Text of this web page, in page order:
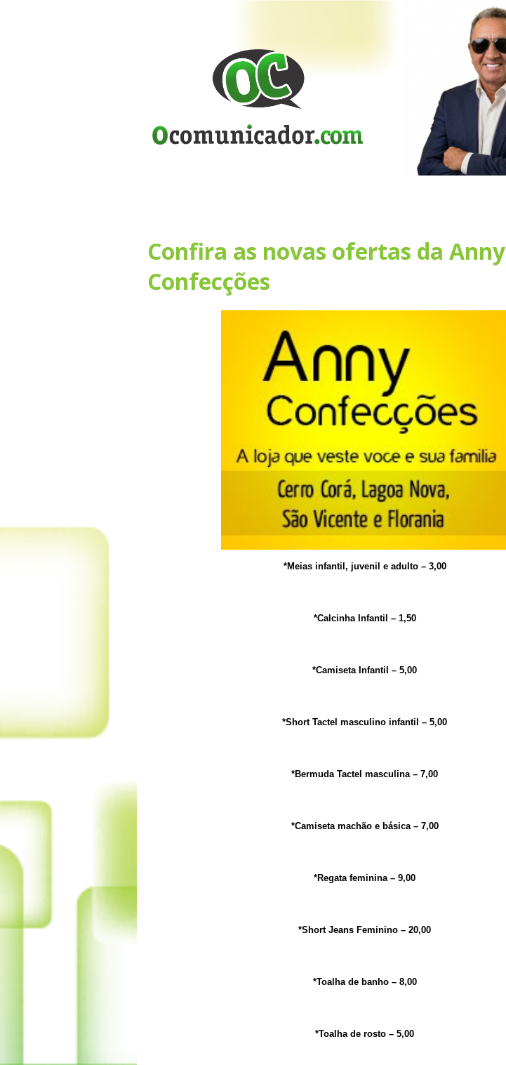
Confira as novas ofertas da Anny
Confecções
*Meias infantil, juvenil e adulto – 3,00
*Calcinha Infantil – 1,50
*Camiseta Infantil – 5,00
*Short Tactel masculino infantil – 5,00
*Bermuda Tactel masculina – 7,00
*Camiseta machão e básica – 7,00
*Regata feminina – 9,00
*Short Jeans Feminino – 20,00
*Toalha de banho – 8,00
*Toalha de rosto – 5,00